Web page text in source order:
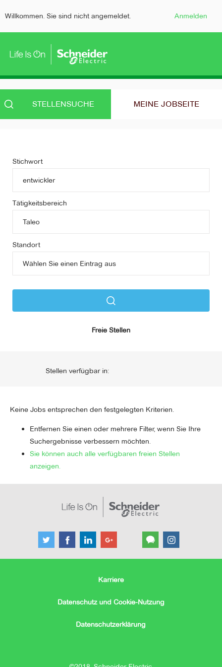
Willkommen. Sie sind nicht angemeldet. Anmelden
STELLENSUCHE MEINE JOBSEITE
Stichwort
Tätigkeitsbereich
Standort
Freie Stellen
Stellen verfügbar in:
Keine Jobs entsprechen den festgelegten Kriterien.
Entfernen Sie einen oder mehrere Filter, wenn Sie Ihre
Suchergebnisse verbessern möchten.
Sie können auch alle verfügbaren freien Stellen
anzeigen.
Karriere
Datenschutz und Cookie-Nutzung
Datenschutzerklärung